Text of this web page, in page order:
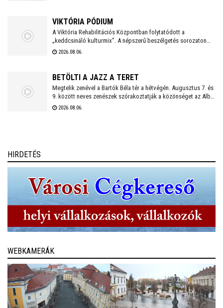
mindenképpen érdemes időben érkezni és elfoglalni egy
VIKTÓRIA PÓDIUM
A Viktória Rehabilitációs Központban folytatódott a
„keddcsináló kulturmix”. A népszerű beszélgetés sorozaton
ezúttal is kivételes vendégek tisztelték meg a Viktória Pódium
2026.08.06.
BETÖLTI A JAZZ A TERET
Megtelik zenével a Bartók Béla tér a hétvégén. Augusztus 7. és
9. között neves zenészek szórakoztatják a közönséget az Alba
Regia Feszten. Fellép többek között az Oláh Dezső Vibratone
2026.08.06.
HIRDETÉS
WEBKAMERÁK